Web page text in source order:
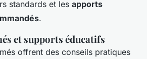
standards et les apports
.
et supports éducatifs
offrent des conseils pratiques